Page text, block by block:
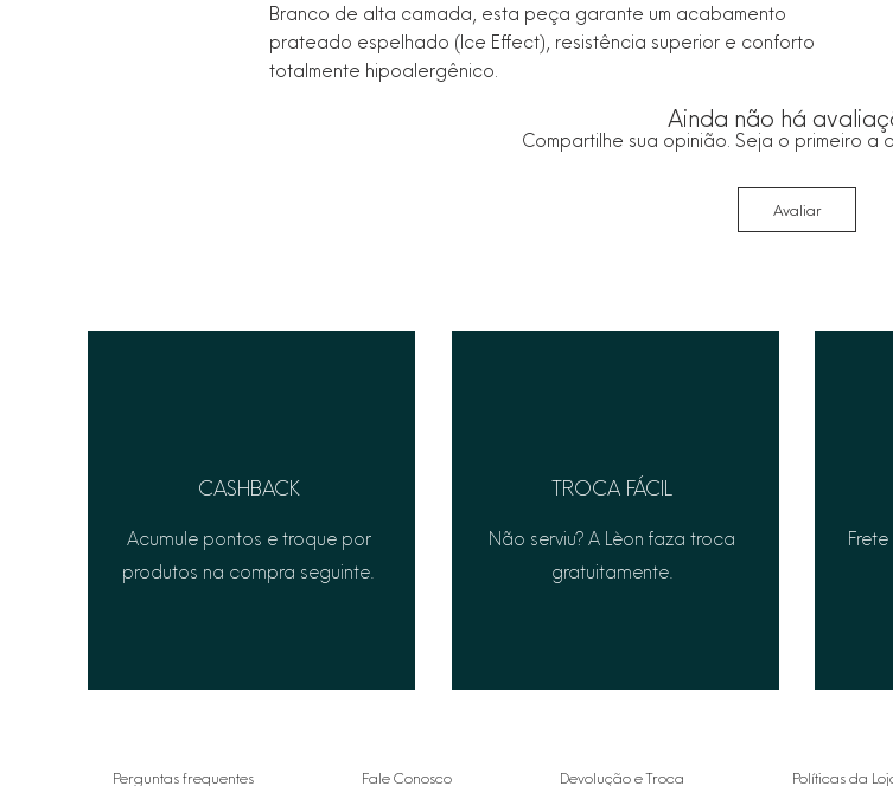
Branco de alta camada, esta peça garante um acabamento
prateado espelhado (Ice Effect), resistência superior e conforto
totalmente hipoalergênico.
Ainda não há
Compartilhe sua opinião. Seja o primeiro a
Avaliar
TROCA FÁCIL
Não serviu? A Lèon faza troca
gratuitamente.
CASHBACK
Acumule pontos e troque por
produtos na compra seguinte.
Perguntas frequentes Fale Conosco Devolução e Troca Políticas da